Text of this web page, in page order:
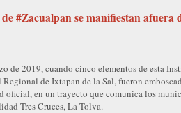
#Zacualpan se manifiestan afuera
de 2019, cuando cinco elementos de esta
Regional de Ixtapan de la Sal, fueron
oficial, en un trayecto que comunica los
Tres Cruces, La Tolva.